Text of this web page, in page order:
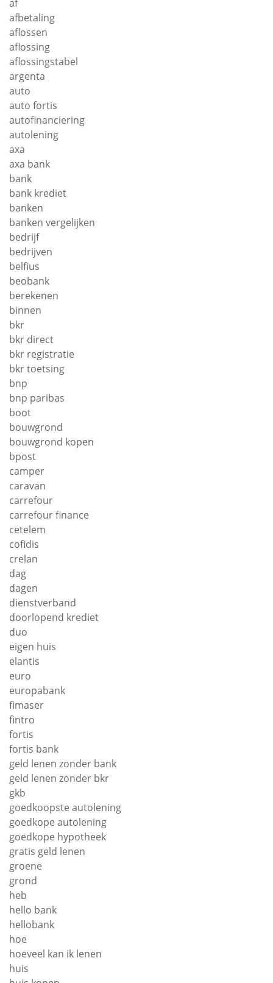
af
afbetaling
aflossen
aflossing
aflossingstabel
argenta
auto
auto fortis
autofinanciering
autolening
axa
axa bank
bank
bank krediet
banken
banken vergelijken
bedrijf
bedrijven
belfius
beobank
berekenen
binnen
bkr
bkr direct
bkr registratie
bkr toetsing
bnp
bnp paribas
boot
bouwgrond
bouwgrond kopen
bpost
camper
caravan
carrefour
carrefour finance
cetelem
cofidis
crelan
dag
dagen
dienstverband
doorlopend krediet
duo
eigen huis
elantis
euro
europabank
fimaser
fintro
fortis
fortis bank
geld lenen zonder bank
geld lenen zonder bkr
gkb
goedkoopste autolening
goedkope autolening
goedkope hypotheek
gratis geld lenen
groene
grond
heb
hello bank
hellobank
hoe
hoeveel kan ik lenen
huis